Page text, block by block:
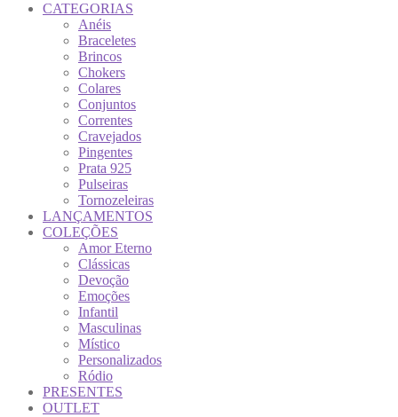
CATEGORIAS
Anéis
Braceletes
Brincos
Chokers
Colares
Conjuntos
Correntes
Cravejados
Pingentes
Prata 925
Pulseiras
Tornozeleiras
LANÇAMENTOS
COLEÇÕES
Amor Eterno
Clássicas
Devoção
Emoções
Infantil
Masculinas
Místico
Personalizados
Ródio
PRESENTES
OUTLET